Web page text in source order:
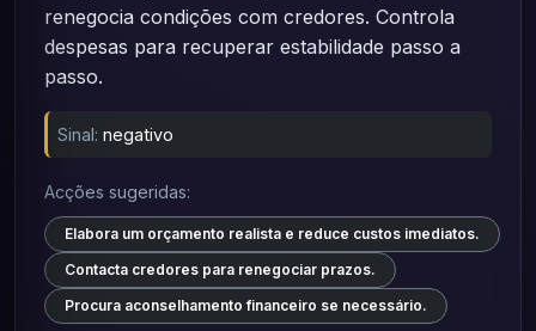
renegocia condições com credores. Controla
despesas para recuperar estabilidade passo a
passo.
Sinal: negativo
Acções sugeridas:
Elabora um orçamento realista e reduce custos imediatos.
Contacta credores para renegociar prazos.
Procura aconselhamento financeiro se necessário.